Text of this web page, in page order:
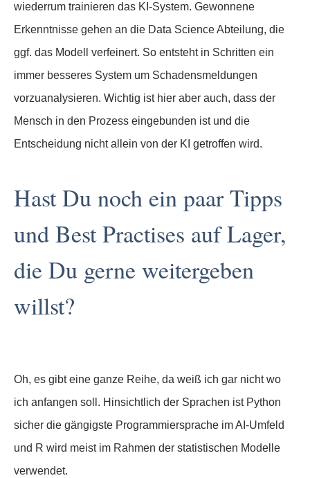
wiederrum trainieren das KI-System. Gewonnene
Erkenntnisse gehen an die Data Science Abteilung, die
ggf. das Modell verfeinert. So entsteht in Schritten ein
immer besseres System um Schadensmeldungen
vorzuanalysieren. Wichtig ist hier aber auch, dass der
Mensch in den Prozess eingebunden ist und die
Entscheidung nicht allein von der KI getroffen wird.
Hast Du noch ein paar Tipps
und Best Practises auf Lager,
die Du gerne weitergeben
willst?
Oh, es gibt eine ganze Reihe, da weiß ich gar nicht wo
ich anfangen soll. Hinsichtlich der Sprachen ist Python
sicher die gängigste Programmiersprache im AI-Umfeld
und R wird meist im Rahmen der statistischen Modelle
verwendet.